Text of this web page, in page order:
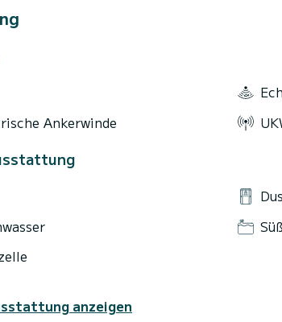
Ankerwinde
anzeigen